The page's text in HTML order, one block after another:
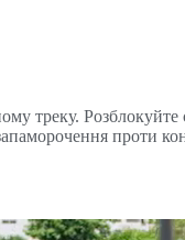
треку.
проти